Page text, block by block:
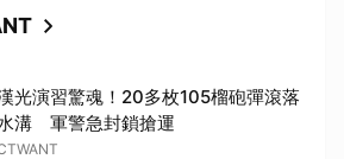
光演習驚魂！20多枚105榴砲彈滾落
溝 軍警急封鎖搶運